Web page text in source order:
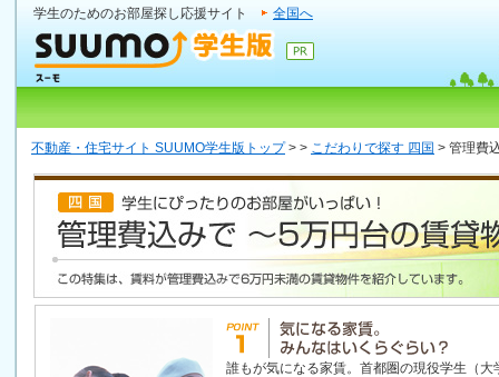
学生のためのお部屋探し応援サイト 全国へ
不動産・住宅サイト SUUMO学生版トップ> > こだわりで探す 四国 > 管理費
誰もが気になる家賃。首都圏の現役学生（大